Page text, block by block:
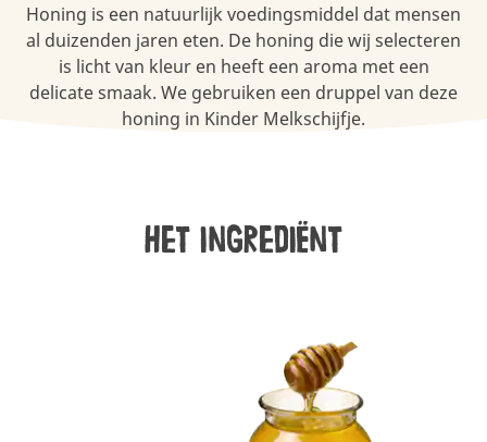
Honing is een natuurlijk voedingsmiddel dat mensen
al duizenden jaren eten. De honing die wij selecteren
is licht van kleur en heeft een aroma met een
delicate smaak. We gebruiken een druppel van deze
honing in Kinder Melkschijfje.
Het ingrediënt